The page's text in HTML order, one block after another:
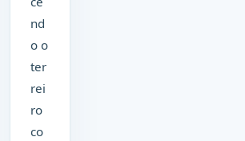
nd
o o
ter
rei
ro
co